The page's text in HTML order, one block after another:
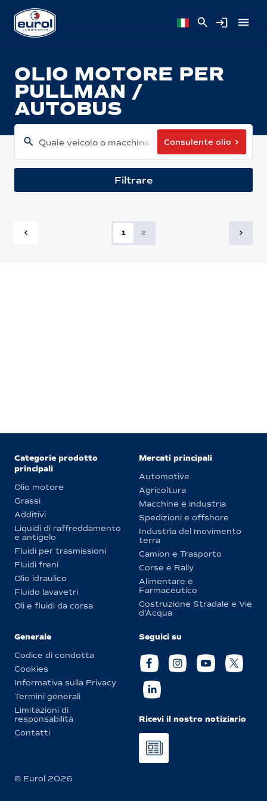
OLIO MOTORE PER
PULLMAN /
AUTOBUS
Quale veicolo o macchina hai?Consulente olio
Filtrare
1 2
Categorie prodotto
principali
Olio motore
Grassi
Additivi
Liquidi di raffreddamento
e antigelo
Fluidi per trasmissioni
Fluidi freni
Olio idraulico
Fluido lavavetri
Oli e fluidi da corsa
Mercati principali
Automotive
Agricoltura
Macchine e industria
Spedizioni e offshore
Industria del movimento
terra
Camion e Trasporto
Corse e Rally
Alimentare e
Farmaceutico
Costruzione Stradale e Vie
d’Acqua
Generale
Codice di condotta
Cookies
Informativa sulla Privacy
Termini generali
Limitazioni di
responsabilità
Contatti
Seguici su
Ricevi il nostro notiziario
© Eurol 2026